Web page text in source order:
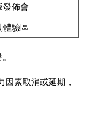
發佈會
體驗區
素取消或延期，